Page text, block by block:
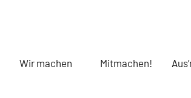
Wir machen Mitmachen!